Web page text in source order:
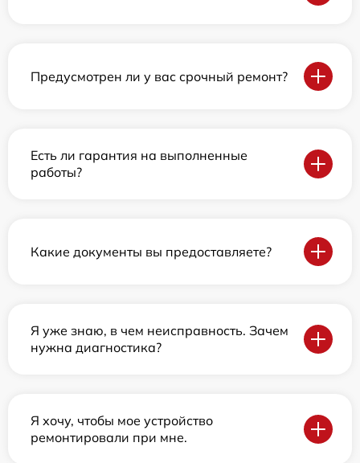
Предусмотрен ли у вас срочный ремонт?
Есть ли гарантия на выполненные
работы?
Какие документы вы предоставляете?
Я уже знаю, в чем неисправность. Зачем
нужна диагностика?
Я хочу, чтобы мое устройство
ремонтировали при мне.